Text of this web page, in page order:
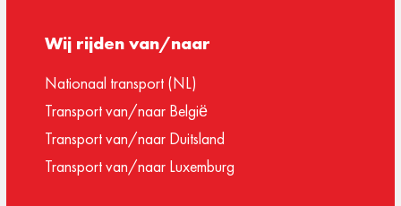
Wij rijden van/naar
Nationaal transport (NL)
Transport van/naar België
Transport van/naar Duitsland
Transport van/naar Luxemburg